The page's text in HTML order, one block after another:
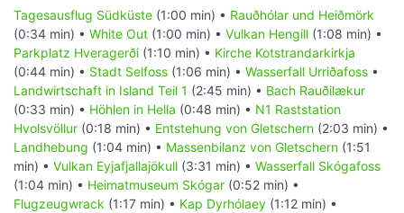
Tagesausflug Südküste (1:00 min) • Rauðhólar und Heiðmörk
(0:34 min) • White Out (1:00 min) • Vulkan Hengill (1:08 min) •
Parkplatz Hveragerði (1:10 min) • Kirche Kotstrandarkirkja
(0:44 min) • Stadt Selfoss (1:06 min) • Wasserfall Urriðafoss •
Landwirtschaft in Island Teil 1 (2:45 min) • Bach Rauðilækur
(0:33 min) • Höhlen in Hella (0:48 min) • N1 Raststation
Hvolsvöllur (0:18 min) • Entstehung von Gletschern (2:03 min) •
Landhebung (1:04 min) • Massenbilanz von Gletschern (1:51
min) • Vulkan Eyjafjallajökull (3:31 min) • Wasserfall Skógafoss
(1:04 min) • Heimatmuseum Skógar (0:52 min) •
Flugzeugwrack (1:17 min) • Kap Dyrhólaey (1:12 min) •